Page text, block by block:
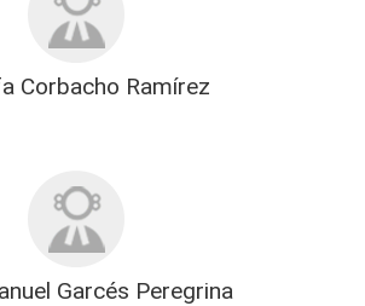
Corbacho Ramírez
Garcés Peregrina